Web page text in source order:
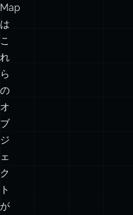
ン
ス
タ
ン
ス。
Map
は
こ
れ
ら
の
オ
ブ